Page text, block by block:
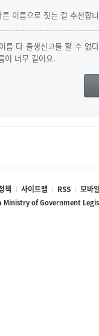
이름으로 짓는 걸 추천합
름 다 출생신고를 할 수 없
이 너무 길어요.
책 사이트맵 RSS 모바
Ministry of Government